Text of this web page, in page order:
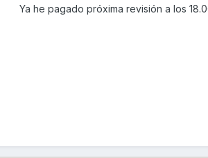
Ya he pagado próxima revisión a los